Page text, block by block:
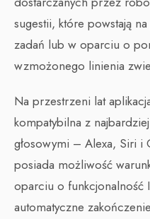
sugestii, które powstają
zadań lub w oparciu o
wzmożonego linienia
Na przestrzeni lat
kompatybilna z
głosowymi – Alexa, Siri i
posiada możliwość
oparciu o funkcjonalność
automatyczne